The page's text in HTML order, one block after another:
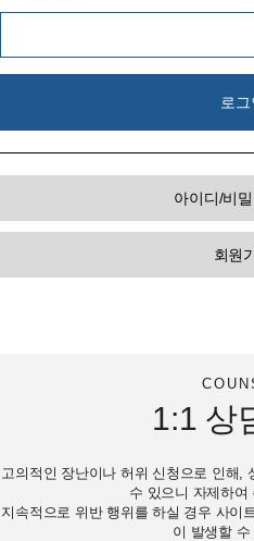
아이디/비
회원
1:1 상
고의적인 장난이나 허위 신청으로 인해,
수 있으니 자제하여
지속적으로 위반 행위를 하실 경우 사이
이 발생할 수